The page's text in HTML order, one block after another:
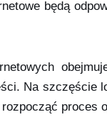
będą
Na szczęście
proces